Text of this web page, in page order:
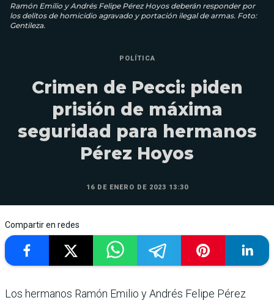
Ramón Emilio y Andrés Felipe Pérez Hoyos deberán responder por
los delitos de homicidio agravado y portación ilegal de armas. Foto:
Gentileza.
POLÍTICA
Crimen de Pecci: piden
prisión de máxima
seguridad para hermanos
Pérez Hoyos
16 DE ENERO DE 2023 13:30
Compartir en redes
Los hermanos Ramón Emilio y Andrés Felipe Pérez